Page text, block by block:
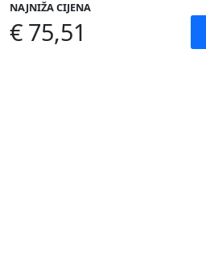
NAJNIŽA CIJENA
€ 75,51